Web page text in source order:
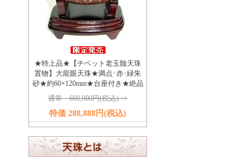
★特上品★【チベット老玉髄天珠
置物】大龍眼天珠★満点･赤･緑朱
砂★約60×120mm★台座付き★絶品
通常 660,000円(税込) ⇒
特価 288,888円(税込)